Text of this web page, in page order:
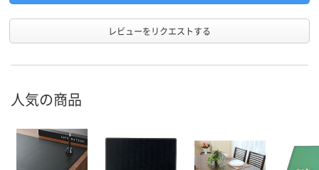
レビューをリクエストする
人気の商品